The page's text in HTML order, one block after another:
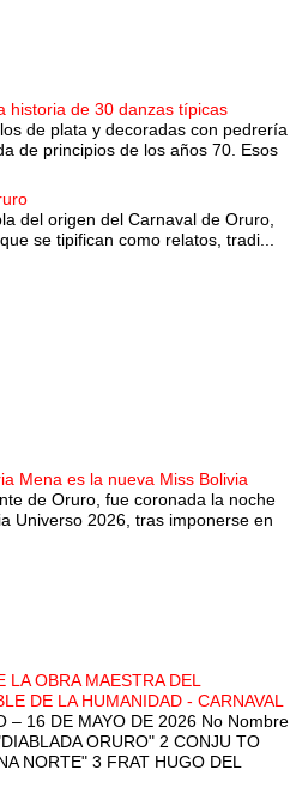
historia de 30 danzas típicas
de plata y decoradas con pedrería
de principios de los años 70. Esos
del origen del Carnaval de Oruro,
se tipifican como relatos, tradi...
Mena es la nueva Miss Bolivia
de Oruro, fue coronada la noche
Universo 2026, tras imponerse en
OBRA MAESTRA DEL
DE LA HUMANIDAD - CARNAVAL
– 16 DE MAYO DE 2026 No Nombre
ORURO" 2 CONJU TO
NORTE" 3 FRAT HUGO DEL